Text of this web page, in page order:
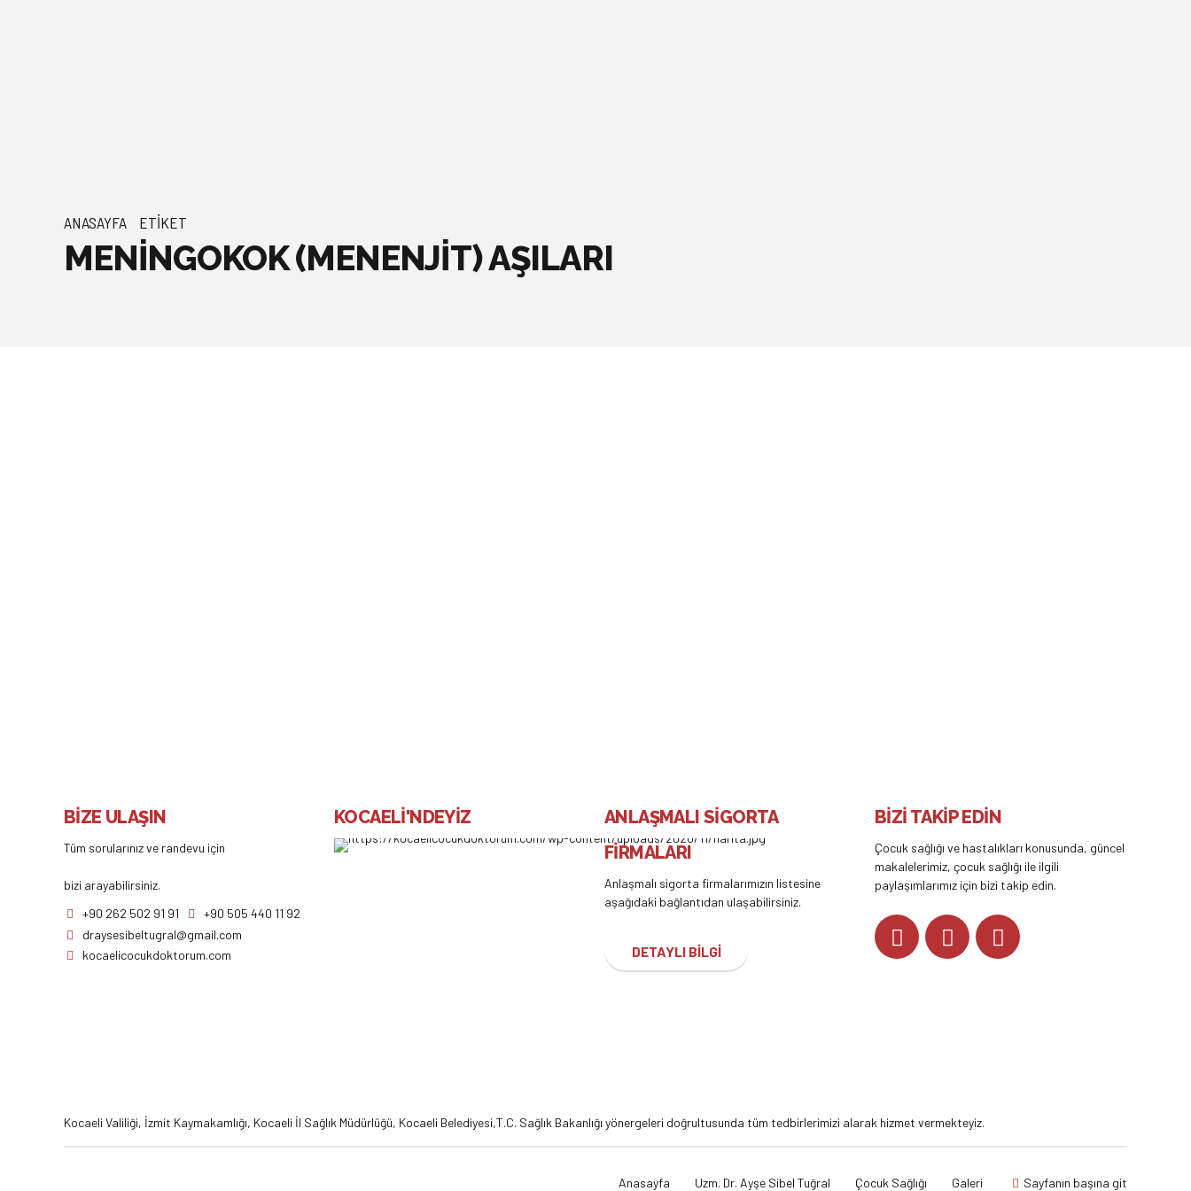
ANASAYFA ETIKET
MENİNGOKOK (MENENJİT) AŞILARI
BİZE ULAŞIN
Tüm sorularınız ve randevu için
bizi arayabilirsiniz.
+90 262 502 91 91
+90 505 440 11 92
draysesibeltugral@gmail.com
kocaelicocukdoktorum.com
KOCAELİ'NDEYİZ
ANLAŞMALI SİGORTA
FİRMALARI
Anlaşmalı sigorta firmalarımızın listesine
aşağıdaki bağlantıdan ulaşabilirsiniz.
DETAYLI BİLGİ
BİZİ TAKİP EDİN
Çocuk sağlığı ve hastalıkları konusunda, güncel
makalelerimiz, çocuk sağlığı ile ilgili
paylaşımlarımız için bizi takip edin.
Kocaeli Valiliği, İzmit Kaymakamlığı, Kocaeli İl Sağlık Müdürlüğü, Kocaeli Belediyesi,T.C. Sağlık Bakanlığı yönergeleri doğrultusunda tüm tedbirlerimizi alarak hizmet vermekteyiz.
Anasayfa Uzm. Dr. Ayşe Sibel Tuğral Çocuk Sağlığı Galeri Sayfanın başına git